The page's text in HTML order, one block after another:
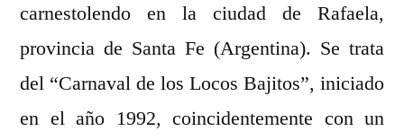
carnestolendo en la ciudad de Rafaela,
provincia de Santa Fe (Argentina). Se trata
del “Carnaval de los Locos Bajitos”, iniciado
en el año 1992, coincidentemente con un